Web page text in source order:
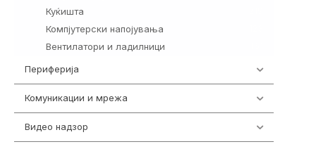
Куќишта
Компјутерски напојувања
Вентилатори и ладилници
Периферија
Комуникации и мрежа
Видео надзор